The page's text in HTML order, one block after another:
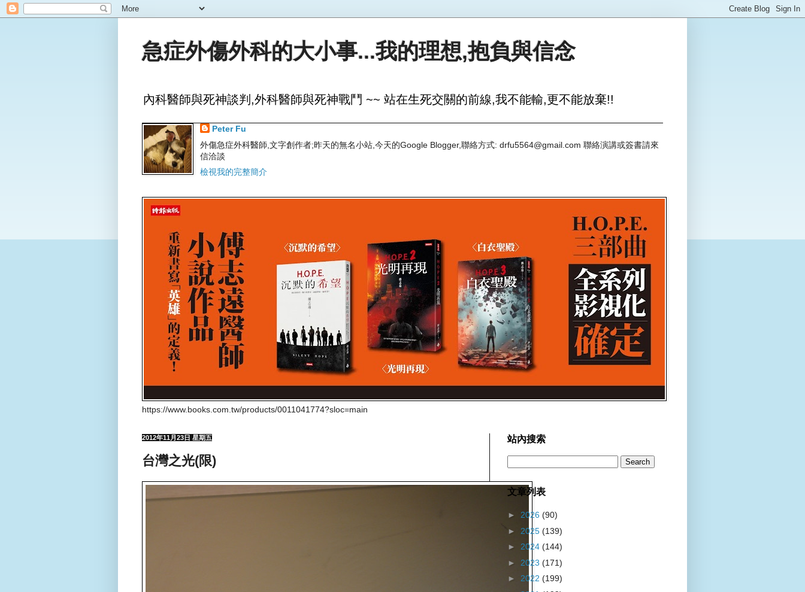
急症外傷外科的大小事...我的理想,抱負與信念
內科醫師與死神談判,外科醫師與死神戰鬥 ~~ 站在生死交關的前線,我不能輸,更不能放棄!!
Peter Fu
外傷急症外科醫師,文字創作者;昨天的無名小站,今天的Google Blogger,聯絡方式: drfu5564@gmail.com 聯絡演講或簽書請來
信洽談
檢視我的完整簡介
https://www.books.com.tw/products/0011041774?sloc=main
2012年11月23日 星期五
台灣之光(限)
站內搜索
文章列表
► 2026 (90)
► 2025 (139)
► 2024 (144)
► 2023 (171)
► 2022 (199)